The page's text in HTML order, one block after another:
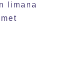
limana